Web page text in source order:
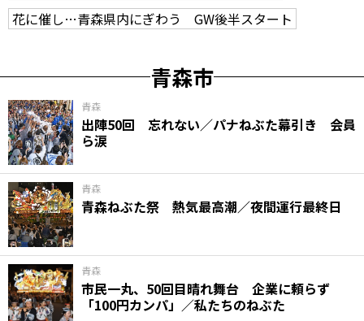
花に催し…青森県内にぎわう GW後半スタート
青森市
青森
出陣50回 忘れない／パナねぶた幕引き 会員
ら涙
青森
青森ねぶた祭 熱気最高潮／夜間運行最終日
青森
市民一丸、50回目晴れ舞台 企業に頼らず
「100円カンパ」／私たちのねぶた